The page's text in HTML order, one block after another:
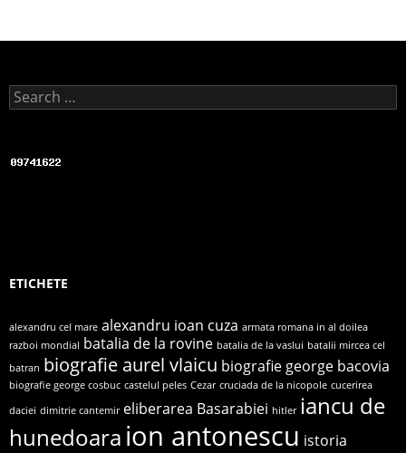
Search for:
ETICHETE
alexandru cel mare alexandru ioan cuza armata romana in al doilea
razboi mondial batalia de la rovine batalia de la vaslui batalii mircea cel
batran biografie aurel vlaicu biografie george bacovia
biografie george cosbuc castelul peles Cezar cruciada de la nicopole cucerirea
daciei dimitrie cantemir eliberarea Basarabiei hitler iancu de
hunedoara ion antonescu istoria